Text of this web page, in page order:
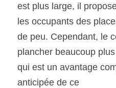
est plus large, il
les occupants des
de peu. Cependant, le
plancher beaucoup
qui est un avantage
anticipée de ce